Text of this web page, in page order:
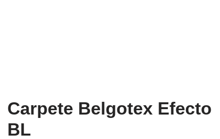
Carpete Belgotex Efecto
BL